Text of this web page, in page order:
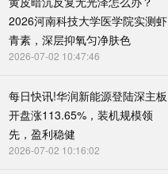
2026河南科技大学医学院实测虾
青素，深层抑氧匀净肤色
2026-07-02 10:47:46
每日快讯!华润新能源登陆深主板
开盘涨113.65%，装机规模领
先，盈利稳健
2026-07-02 10:16:02